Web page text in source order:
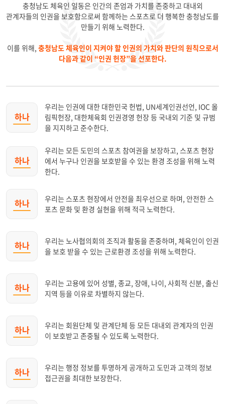
충청남도 체육인 일동은 인간의 존엄과 가치를 존중하고 대내외
관계자들의 인권을 보호함으로써 함께하는 스포츠로 더 행복한 충청남도를
만들기 위해 노력한다.
이를 위해, 충청남도 체육인이 지켜야 할 인권의 가치와 판단의 원칙으로서
다음과 같이 “인권 헌장”을 선포한다.
하나
우리는 인권에 대한 대한민국 헌법, UN세계인권선언, IOC 올
림픽헌장, 대한체육회 인권경영 헌장 등 국내외 기준 및 규범
을 지지하고 준수한다.
하나
우리는 모든 도민의 스포츠 참여권을 보장하고, 스포츠 현장
에서 누구나 인권을 보호받을 수 있는 환경 조성을 위해 노력
한다.
하나
우리는 스포츠 현장에서 안전을 최우선으로 하며, 안전한 스
포츠 문화 및 환경 실현을 위해 적극 노력한다.
하나
우리는 노사협의회의 조직과 활동을 존중하며, 체육인이 인권
을 보호 받을 수 있는 근로환경 조성을 위해 노력한다.
하나
우리는 고용에 있어 성별, 종교, 장애, 나이, 사회적 신분, 출신
지역 등을 이유로 차별하지 않는다.
하나
우리는 회원단체 및 관계단체 등 모든 대내외 관계자의 인권
이 보호받고 존중될 수 있도록 노력한다.
하나
우리는 행정 정보를 투명하게 공개하고 도민과 고객의 정보
접근권을 최대한 보장한다.